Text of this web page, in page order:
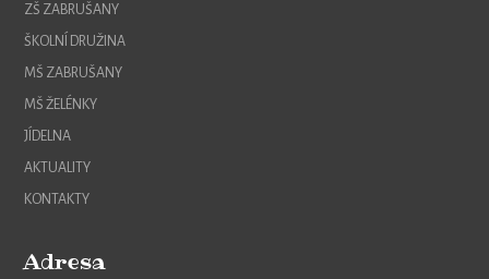
ZŠ ZABRUŠANY
ŠKOLNÍ DRUŽINA
MŠ ZABRUŠANY
MŠ ŽELÉNKY
JÍDELNA
AKTUALITY
KONTAKTY
Adresa